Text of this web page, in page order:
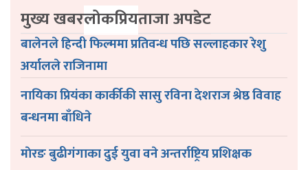
मुख्य खबरलोकप्रियताजा अपडेट
बालेनले हिन्दी फिल्ममा प्रतिवन्ध पछि सल्लाहकार रेशु
अर्यालले राजिनामा
नायिका प्रियंका कार्कीकी सासु रविना देशराज श्रेष्ठ विवाह
बन्धनमा बाँधिने
माेरङ बुढीगंगाका दुई युवा वने अन्तर्राष्ट्रिय प्रशिक्षक